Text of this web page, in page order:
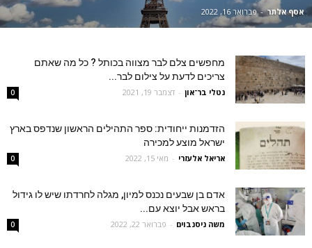
אסף אלתר - פברואר 16, 2022
מחפשים צלם לבר מצווה בכותל ? כל מה שאתם
צריכים לדעת על צילום לבר...
נטלי בר־און - דצמבר 19, 2021 0
הזדמנות ייחודית: ספר התהילים הראשון שנדפס בארץ
ישראל מוצע למכירה
אריאל אלעזרי - מאי 15, 2022 0
אדם בן שבעים נכנס למיון, מגלה לחרדתו שיש לו גידול
בראש אבל יוצא עם...
משה ניסנבוים - פברואר 22, 2022 0